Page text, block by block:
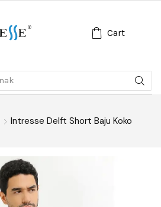
Cart
Intresse Delft Short Baju Koko